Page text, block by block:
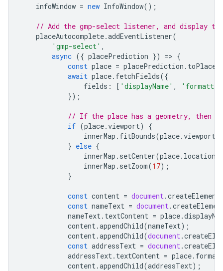
infoWindow = new InfoWindow();
// Add the gmp-select listener, and display
placeAutocomplete.addEventListener(
'gmp-select' ,
async ({ placePrediction }) => {
const place = placePrediction . toPlace
await place. fetchFields({
fields : [ 'displayName' ,
});
// If the place has a geometry, then
if (place.viewport)
{
innerMap . fitBounds(place.viewport
} else {
innerMap . setCenter(place. location
innerMap . setZoom(17);
}
const content = document.createElement
const nameText = document.
nameText. textContent = place.
content.appendChild(nameText);
content.appendChild(document.
const addressText = document.
addressText. textContent = place.
content.appendChild(addressText);